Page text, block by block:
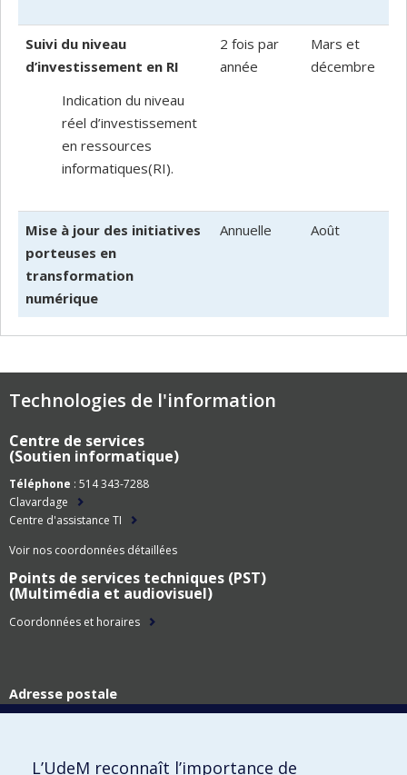
Suivi du niveau
d’investissement en RI
Indication du niveau
réel d’investissement
en ressources
informatiques(RI).
2 fois par
année
Mars et
décembre
Mise à jour des initiatives
porteuses en
transformation
numérique
Annuelle Août
Technologies de l'information
Centre de services
(Soutien informatique)
Téléphone : 514 343-7288
Clavardage
Centre d'assistance TI
Voir nos coordonnées détaillées
Points de services techniques (PST)
(Multimédia et audiovisuel)
Coordonnées et horaires
Adresse postale
Technologies de l'information
Montréal (Québec)
L’UdeM reconnaît l’importance de